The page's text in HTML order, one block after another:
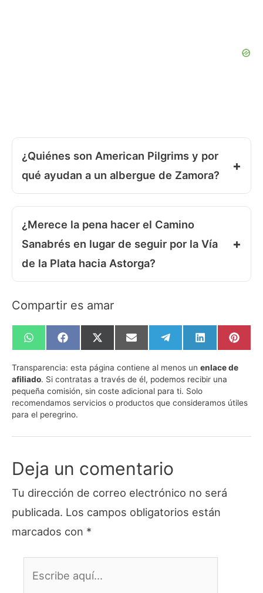
¿Quiénes son American Pilgrims y por
qué ayudan a un albergue de Zamora?
¿Merece la pena hacer el Camino
Sanabrés en lugar de seguir por la Vía
de la Plata hacia Astorga?
Compartir es amar
Compartir
en
WhatsApp
Compartir
en
Facebook
Compartir
en
X
(Twitter)
Compartir
en
Email
Compartir
en
Telegram
Compartir
en
LinkedIn
en
Transparencia: esta página contiene al menos un enlace de
afiliado. Si contratas a través de él, podemos recibir una
pequeña comisión, sin coste adicional para ti. Solo
recomendamos servicios o productos que consideramos útiles
para el peregrino.
Deja un comentario
Tu dirección de correo electrónico no será
publicada. Los campos obligatorios están
marcados con *